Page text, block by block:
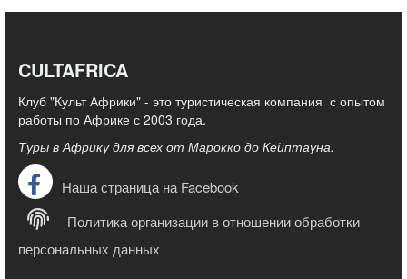
CULTAFRICA
Клуб "Культ Африки" - это туристическая компания с опытом
работы по Африке с 2003 года.
Туры в Африку для всех от Марокко до Кейптауна.
Наша страница на Facebook
Политика организации в отношении обработки
персональных данных